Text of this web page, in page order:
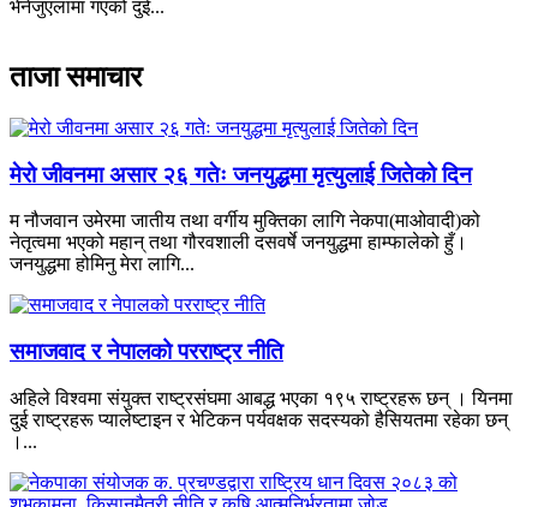
भेनेजुएलामा गएको दुई...
ताजा समाचार
मेरो जीवनमा असार २६ गतेः जनयुद्धमा मृत्युलाई जितेको दिन
म नौजवान उमेरमा जातीय तथा वर्गीय मुक्तिका लागि नेकपा(माओवादी)को
नेतृत्वमा भएको महान् तथा गौरवशाली दसवर्षे जनयुद्धमा हाम्फालेको हुँ।
जनयुद्धमा होमिनु मेरा लागि...
समाजवाद र नेपालको परराष्ट्र नीति
अहिले विश्वमा संयुक्त राष्ट्रसंघमा आबद्ध भएका १९५ राष्ट्रहरू छन् । यिनमा
दुई राष्ट्रहरू प्यालेष्टाइन र भेटिकन पर्यवक्षक सदस्यको हैसियतमा रहेका छन्
।...